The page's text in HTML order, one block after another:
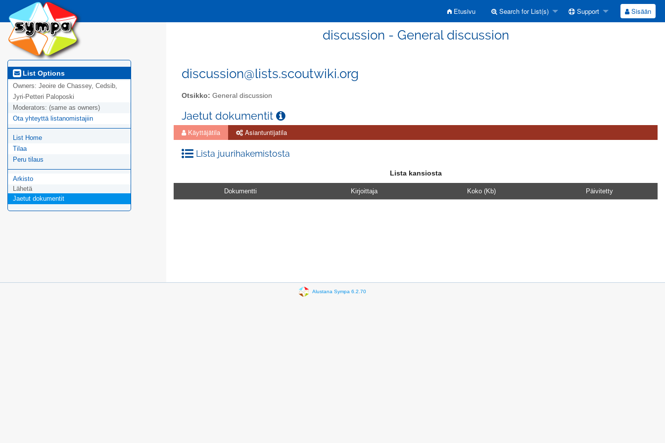
Etusivu Search for List(s) Support Sisään
discussion - General discussion
List Options
Owners: Jeoire de Chassey, Cedsib,
Jyri-Petteri Paloposki
Moderators: (same as owners)
Ota yhteyttä listanomistajiin
List Home
Tilaa
Peru tilaus
Arkisto
Lähetä
Jaetut dokumentit
discussion@lists.scoutwiki.org
Otsikko: General discussion
Jaetut dokumentit
Käyttäjätila Asiantuntijatila
Lista juurihakemistosta
Lista kansiosta
Dokumentti Kirjoittaja Koko (Kb) Päivitetty
Alustana Sympa 6.2.70